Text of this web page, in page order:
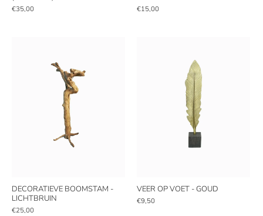
€35,00 €15,00
DECORATIEVE BOOMSTAM -
LICHTBRUIN
€25,00
VEER OP VOET - GOUD
€9,50